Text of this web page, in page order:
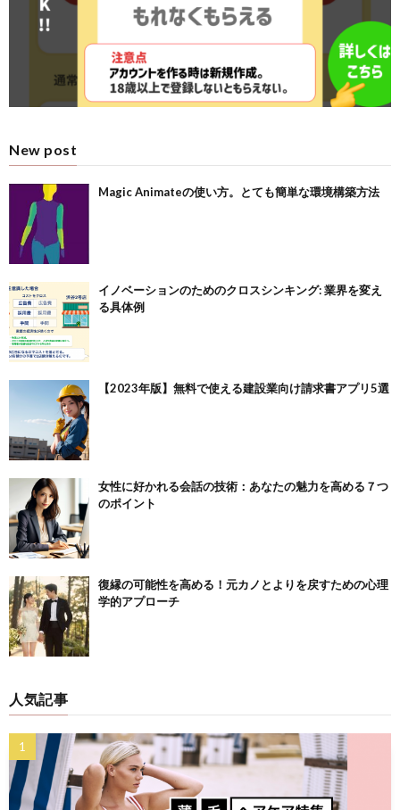
New post
Magic Animateの使い方。とても簡単な環境構築方法
イノベーションのためのクロスシンキング: 業界を変え
る具体例
【2023年版】無料で使える建設業向け請求書アプリ5選
女性に好かれる会話の技術：あなたの魅力を高める７つ
のポイント
復縁の可能性を高める！元カノとよりを戻すための心理
学的アプローチ
人気記事